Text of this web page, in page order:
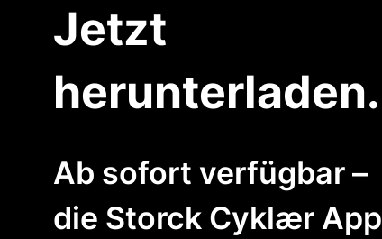
Jetzt
herunterladen.
Ab sofort verfügbar –
die Storck Cyklær App